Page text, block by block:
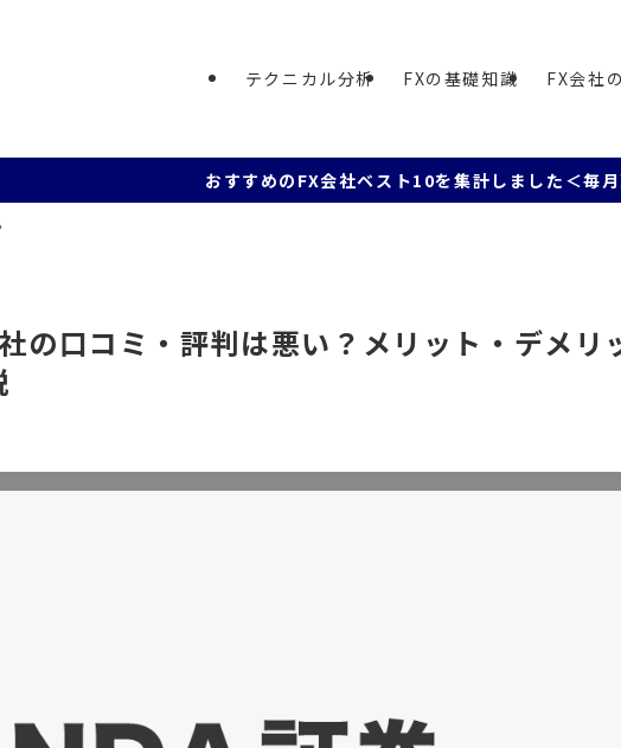
テクニカル分析 FXの基礎知識 FX会社
おすすめのFX会社ベスト10を集計しました＜毎月更新＞ ー国
の口コミ・評判は悪い？メリット・デメリ